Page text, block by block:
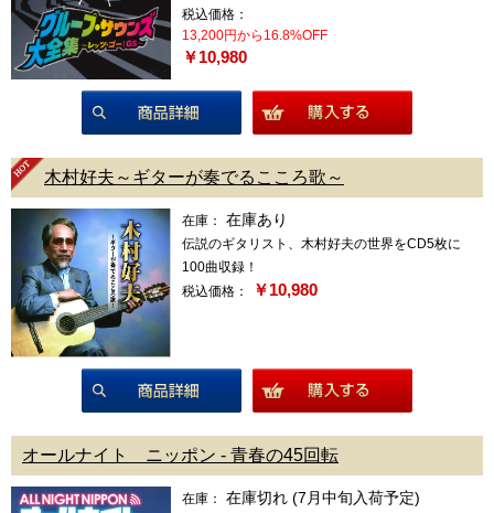
税込価格：
13,200円から16.8%OFF
￥10,980
木村好夫～ギターが奏でるこころ歌～
在庫： 在庫あり
伝説のギタリスト、木村好夫の世界をCD5枚に
100曲収録！
税込価格：
￥10,980
オールナイト ニッポン - 青春の45回転
在庫： 在庫切れ (7月中旬入荷予定)